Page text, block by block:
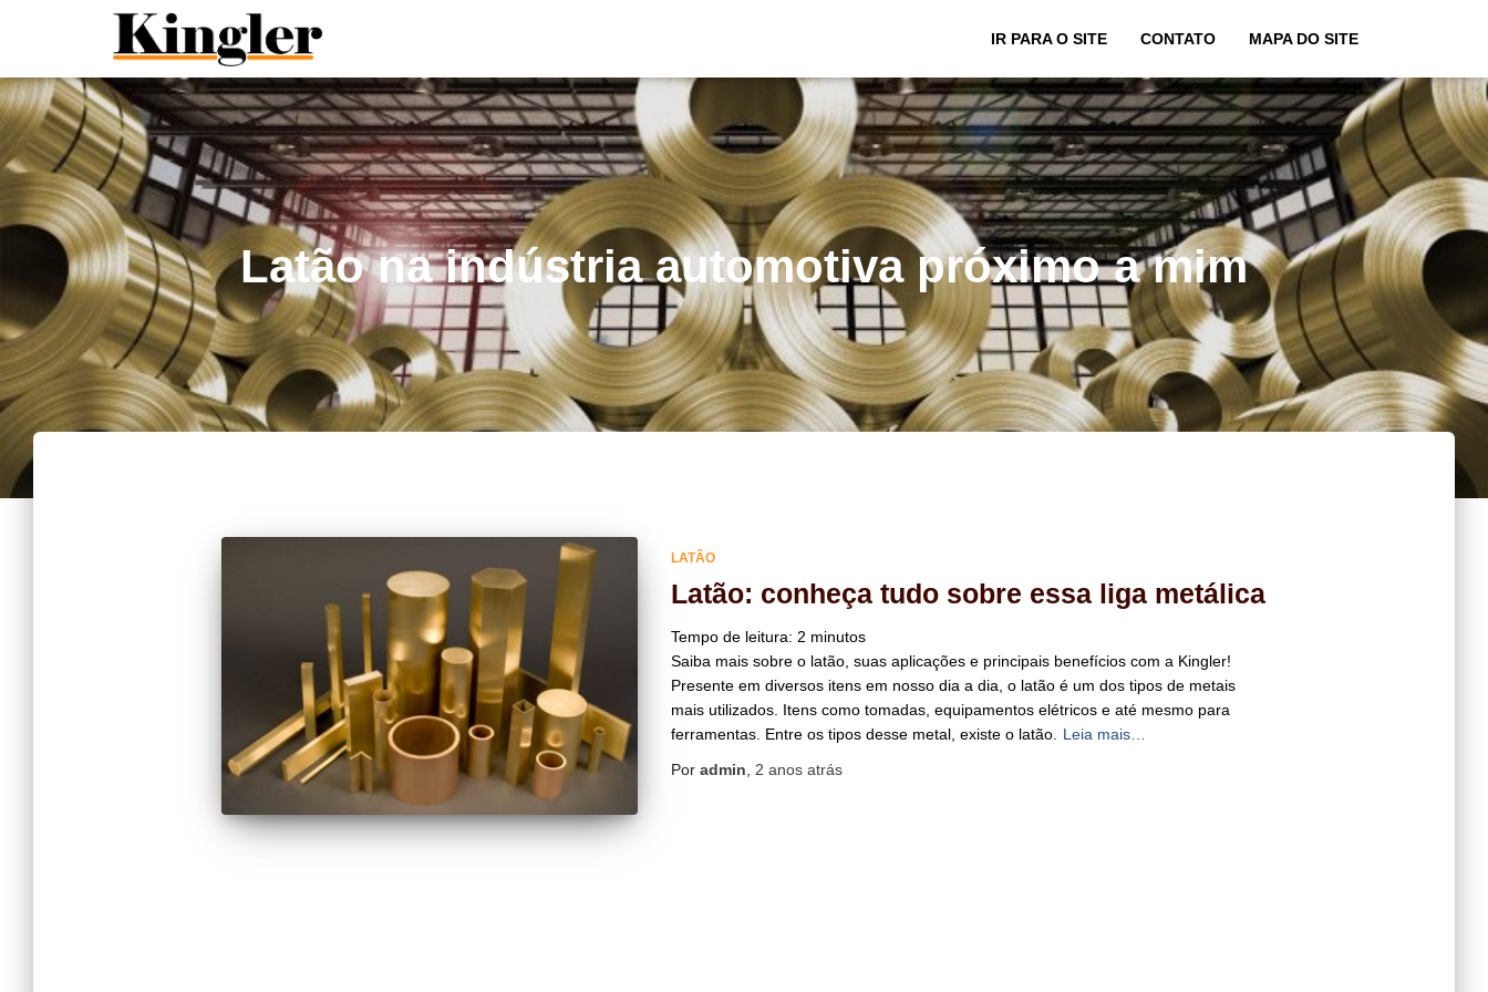
IR PARA O SITE
CONTATO MAPA DO SITE
Latão na indústria automotiva próximo a mim
LATÃO
Latão: conheça tudo sobre essa liga metálica
Tempo de leitura: 2 minutos
Saiba mais sobre o latão, suas aplicações e principais benefícios com a Kingler!
Presente em diversos itens em nosso dia a dia, o latão é um dos tipos de metais
mais utilizados. Itens como tomadas, equipamentos elétricos e até mesmo para
ferramentas. Entre os tipos desse metal, existe o latão.
Leia mais…
Por admin 2 anosatrás